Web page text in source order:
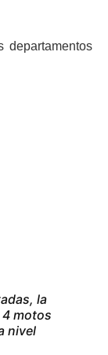
departamentos
la
motos
nivel